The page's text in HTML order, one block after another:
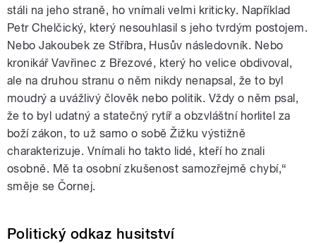
stáli na jeho straně, ho vnímali velmi kriticky. Například
Petr Chelčický, který nesouhlasil s jeho tvrdým postojem.
Nebo Jakoubek ze Stříbra, Husův následovník. Nebo
kronikář Vavřinec z Březové, který ho velice obdivoval,
ale na druhou stranu o něm nikdy nenapsal, že to byl
moudrý a uvážlivý člověk nebo politik. Vždy o něm psal,
že to byl udatný a statečný rytíř a obzvláštní horlitel za
boží zákon, to už samo o sobě Žižku výstižně
charakterizuje. Vnímali ho takto lidé, kteří ho znali
osobně. Mě ta osobní zkušenost samozřejmě chybí,“
směje se Čornej.
Politický odkaz husitství